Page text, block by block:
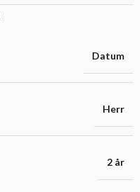
Datum
Herr
2 år